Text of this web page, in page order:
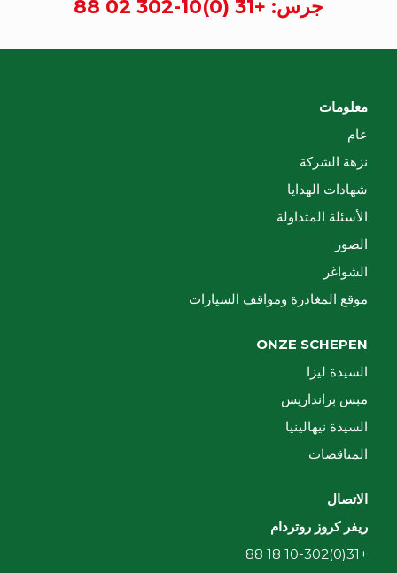
جرس: +31 (0)10-302 02 88
معلومات
عام
نزهة الشركة
شهادات الهدايا
الأسئلة المتداولة
الصور
الشواغر
موقع المغادرة ومواقف السيارات
ONZE SCHEPEN
السيدة ليزا
مبس برانداريس
السيدة نيهالينيا
المناقصات
الاتصال
ريفر كروز روتردام
+31(0)10-302 18 88